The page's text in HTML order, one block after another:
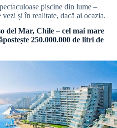
piscine din lume –
și în realitate, dacă ai ocazia.
del Mar, Chile – cel mai mare
250.000.000 de litri de